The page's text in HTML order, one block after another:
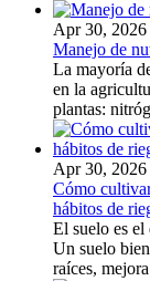
Apr 30, 2026
Manejo de
La mayoría
en la
plantas:
Apr 30, 2026
Cómo
hábitos de
El suelo es el
Un suelo
raíces,